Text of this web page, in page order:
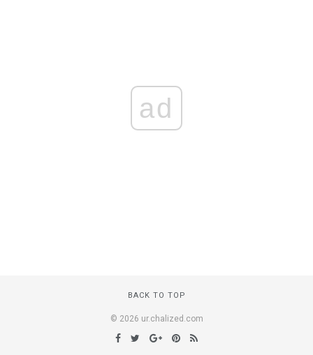
ad
BACK TO TOP
© 2026 ur.chalized.com